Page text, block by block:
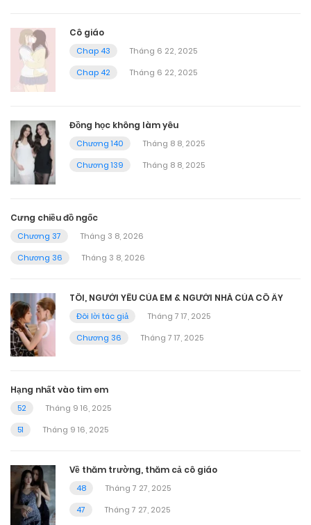
Cô giáo
Chap 43
Tháng 6 22, 2025
Chap 42
Tháng 6 22, 2025
Đồng học không làm yêu
Chương 140
Tháng 8 8, 2025
Chương 139
Tháng 8 8, 2025
Cưng chiều đồ ngốc
Chương 37
Tháng 3 8, 2026
Chương 36
Tháng 3 8, 2026
TÔI, NGƯỜI YÊU CỦA EM & NGƯỜI NHÀ CỦA CÔ ẤY
Đôi lời tác giả
Tháng 7 17, 2025
Chương 36
Tháng 7 17, 2025
Hạng nhất vào tim em
52
Tháng 9 16, 2025
51
Tháng 9 16, 2025
Về thăm trường, thăm cả cô giáo
48
Tháng 7 27, 2025
47
Tháng 7 27, 2025